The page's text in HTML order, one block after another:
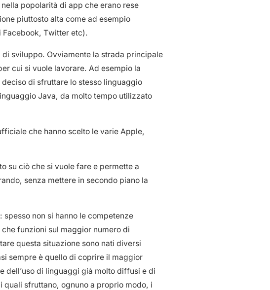
popolarità di app che erano rese
piuttosto alta come ad esempio
Twitter etc).
sviluppo. Ovviamente la strada principale
cui si vuole lavorare. Ad esempio la
di sfruttare lo stesso linguaggio
Java, da molto tempo utilizzato
che hanno scelto le varie Apple,
su ciò che si vuole fare e permette a
senza mettere in secondo piano la
non si hanno le competenze
funzioni sul maggior numero di
questa situazione sono nati diversi
sempre è quello di coprire il maggior
dell’uso di linguaggi già molto diffusi e di
i quali sfruttano, ognuno a proprio modo, i